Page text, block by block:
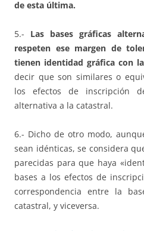
de esta última.
5.- Las bases gráficas
respeten ese margen de
tienen identidad gráfica con
decir que son similares o
los efectos de inscripción
alternativa a la catastral.
6.- Dicho de otro modo,
sean idénticas, se considera
parecidas para que haya
bases a los efectos de
correspondencia entre la
catastral, y viceversa.